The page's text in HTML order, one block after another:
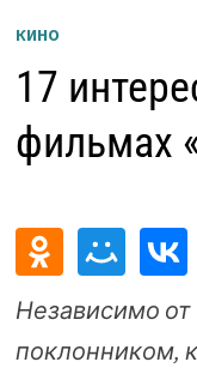
КИНО
17
фильмах
Независимо от
поклонником,